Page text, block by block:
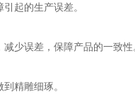
起的生产误差。
少误差，保障产品的一致性
精雕细琢。